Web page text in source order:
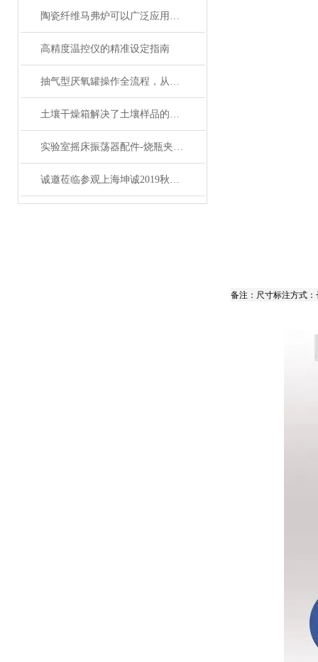
陶瓷纤维马弗炉可以广泛应用于高温工艺
高精度温控仪的精准设定指南
抽气型厌氧罐操作全流程，从设备准备到微生物培养的标准化指南
土壤干燥箱解决了土壤样品的制备工作效率底的问题
实验室摇床振荡器配件-烧瓶夹具的分类和介绍
诚邀莅临参观上海坤诚2019秋季中国高等教育博览会
备注：尺寸标注方式